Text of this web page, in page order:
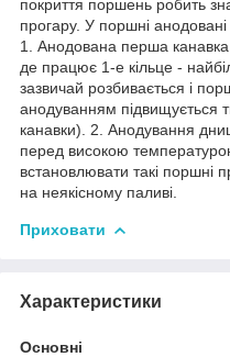
покриття поршень робить
прогару. У поршні
1. Анодована перша
де працює 1-е кільце -
зазвичай розбивається і
анодуванням підвищується
канавки). 2. Анодування
перед високою
встановлювати такі поршні
на неякісному паливі.
Приховати
Характеристики
Основні